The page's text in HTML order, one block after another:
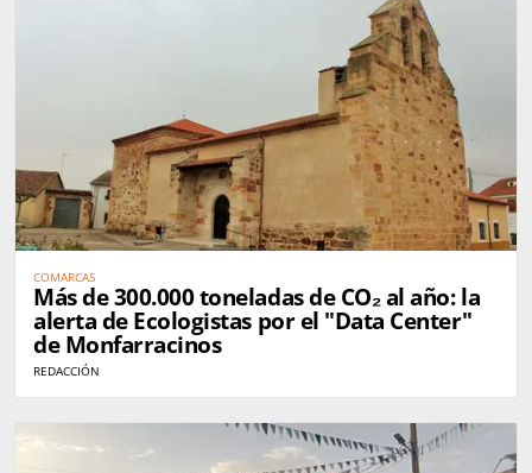
COMARCAS
Más de 300.000 toneladas de CO₂ al año: la
alerta de Ecologistas por el "Data Center"
de Monfarracinos
REDACCIÓN